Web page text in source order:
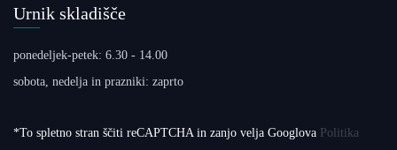
Urnik skladišče
ponedeljek-petek: 6.30 - 14.00
sobota, nedelja in prazniki: zaprto
*To spletno stran ščiti reCAPTCHA in zanjo velja Googlova Politika